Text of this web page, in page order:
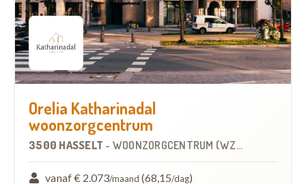
Orelia Katharinadal
woonzorgcentrum
3500 HASSELT - WOONZORGCENTRUM (WZC)
vanaf € 2.073/maand (68,15/dag)